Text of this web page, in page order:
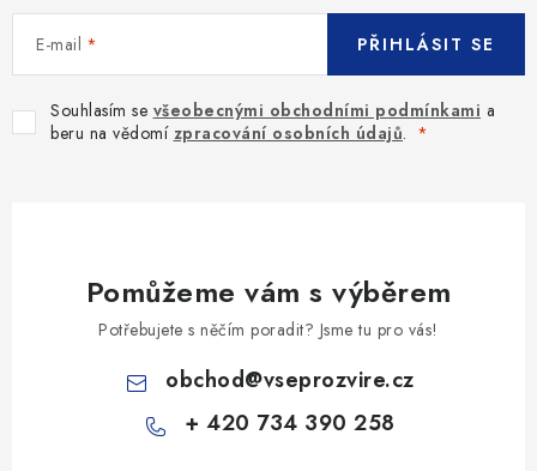
E-mail
Souhlasím se všeobecnými obchodními podmínkami a
beru na vědomí zpracování osobních údajů.
PŘIHLÁSIT SE
Pomůžeme vám s výběrem
Potřebujete s něčím poradit? Jsme tu pro vás!
obchod@vseprozvire.cz
+ 420 734 390 258